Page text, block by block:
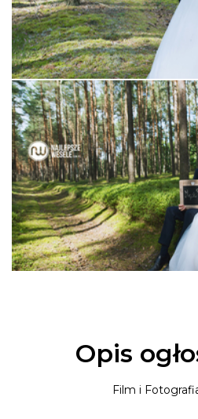
Opis
Film i